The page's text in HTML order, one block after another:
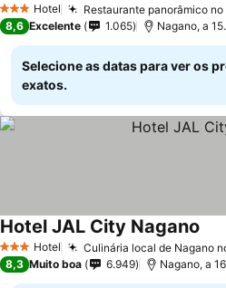
3 EstrelasHotel Restaurante panorâmico no
8,6 Excelente 1.065 Nagano, a
Selecione as datas para ver os
exatos.
3 EstrelasHotel Culinária local de Nagano
Hotel JAL City Nagano
8,3 Muito boa 6.949 Nagano, a